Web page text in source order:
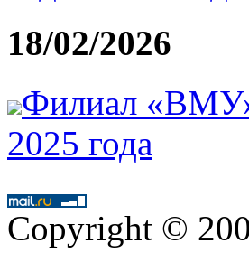
18/02/2026
Филиал
2025 года
Copyright ©